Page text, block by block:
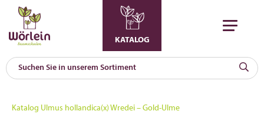
KATALOG
Katalog Ulmus hollandica(x) Wredei – Gold-Ulme